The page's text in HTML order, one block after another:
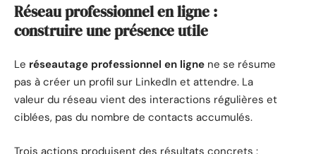
Réseau professionnel en ligne :
construire une présence utile
Le réseautage professionnel en ligne ne se résume
pas à créer un profil sur LinkedIn et attendre. La
valeur du réseau vient des interactions régulières et
ciblées, pas du nombre de contacts accumulés.
Trois actions produisent des résultats concrets :